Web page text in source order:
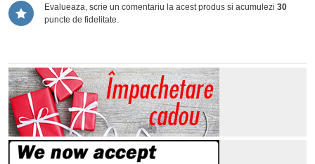
Evalueaza, scrie un comentariu la acest produs si acumulezi 30
puncte de fidelitate.